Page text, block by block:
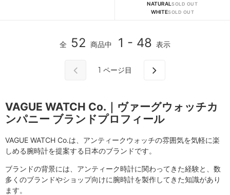
NATURALSOLD OUT
WHITESOLD OUT
全 52 商品中 1 - 48 表示
1 ページ目
VAGUE WATCH Co.｜ヴァーグウォッチカ
ンパニー ブランドプロフィール
VAGUE WATCH Co.は、アンティークウォッチの雰囲気を気軽に楽
しめる腕時計を提案する日本のブランドです。
ブランドの背景には、アンティーク時計に関わってきた経験と、数
多くのブランドやショップ向けに腕時計を製作してきた知識があり
ます。